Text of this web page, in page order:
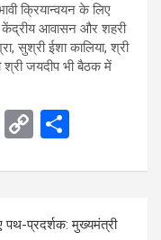
क्रियान्वयन के लिए
केंद्रीय आवासन और शहरी
सुश्री ईशा कालिया, श्री
श्री जयदीप भी बैठक में
G
C
py
Li
ar
पथ-प्रदर्शक: मुख्यमंत्री